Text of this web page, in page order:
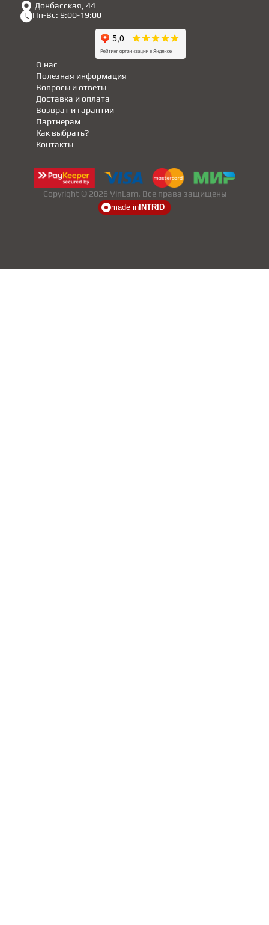
Донбасская, 44
Пн-Вс: 9:00-19:00
Полезная информация
Партнерам
Вопросы и ответы
Доставка и оплата
Возврат и гарантии
Как выбрать?
О нас
Контакты
Copyright © 2026 VinLam. Все права защищены
made in INTRID